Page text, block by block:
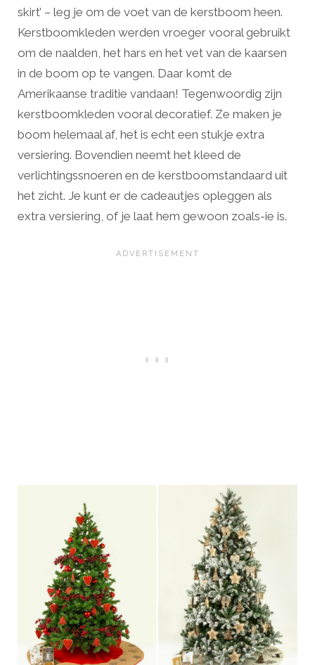
skirt’ – leg je om de voet van de kerstboom heen.
Kerstboomkleden werden vroeger vooral gebruikt
om de naalden, het hars en het vet van de kaarsen
in de boom op te vangen. Daar komt de
Amerikaanse traditie vandaan! Tegenwoordig zijn
kerstboomkleden vooral decoratief. Ze maken je
boom helemaal af, het is echt een stukje extra
versiering. Bovendien neemt het kleed de
verlichtingssnoeren en de kerstboomstandaard uit
het zicht. Je kunt er de cadeautjes opleggen als
extra versiering, of je laat hem gewoon zoals-ie is.